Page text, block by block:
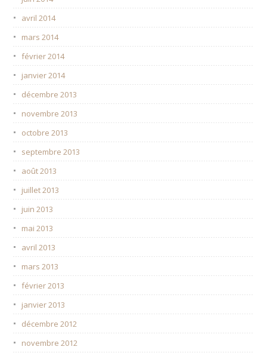
avril 2014
mars 2014
février 2014
janvier 2014
décembre 2013
novembre 2013
octobre 2013
septembre 2013
août 2013
juillet 2013
juin 2013
mai 2013
avril 2013
mars 2013
février 2013
janvier 2013
décembre 2012
novembre 2012